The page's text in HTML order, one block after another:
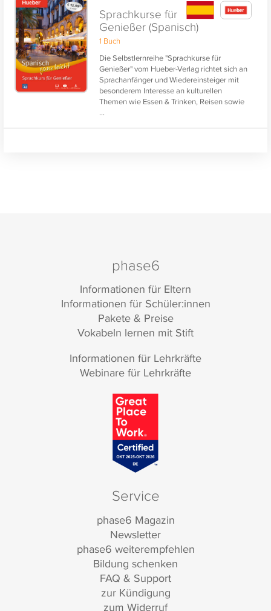
Sprachkurse für
Genießer (Spanisch)
1 Buch
Die Selbstlernreihe "Sprachkurse für
Genießer" vom Hueber-Verlag richtet sich an
Sprachanfänger und Wiedereinsteiger mit
besonderem Interesse an kulturellen
Themen wie Essen & Trinken, Reisen sowie
Gesundheit, Sport und Wellness.
...
phase6
Informationen für Eltern
Informationen für Schüler:innen
Pakete & Preise
Vokabeln lernen mit Stift
Informationen für Lehrkräfte
Webinare für Lehrkräfte
Service
phase6 Magazin
Newsletter
phase6 weiterempfehlen
Bildung schenken
FAQ & Support
zur Kündigung
zum Widerruf